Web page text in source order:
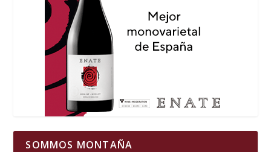
SOMMOS MONTAÑA